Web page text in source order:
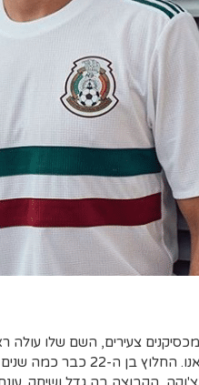
צעירים, השם שלו עולה
" לוסאנו. החלוץ בן